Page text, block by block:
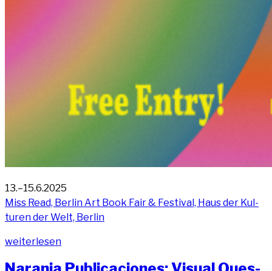
13.–15.6.2025
Miss Read, Ber­lin Art Book Fair & Fes­ti­val, Haus der Kul­
tu­ren der Welt, Berlin
„Miss
wei­ter­le­sen